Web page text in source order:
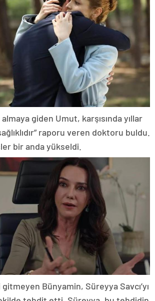
giden Umut, karşısında yıllar
raporu veren doktoru buldu.
bir anda yükseldi.
Bünyamin, Süreyya Savcı’yı